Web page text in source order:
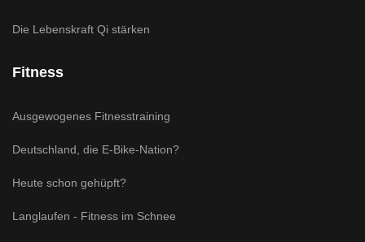
Die Lebenskraft Qi stärken
Fitness
Ausgewogenes Fitnesstraining
Deutschland, die E-Bike-Nation?
Heute schon gehüpft?
Langlaufen - Fitness im Schnee